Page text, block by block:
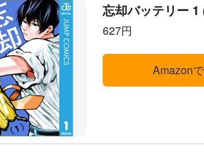
忘却バッテリー
627円
Amazon